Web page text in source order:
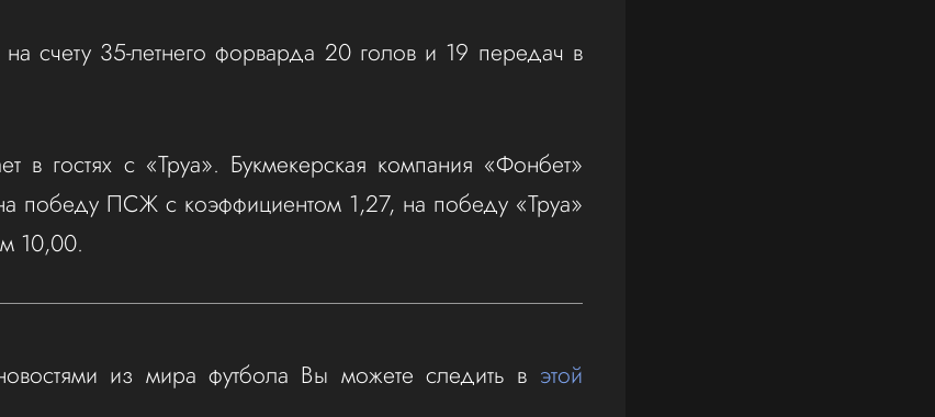
счету 35-летнего форварда 20 голов и 19 передач в
в гостях с «Труа». Букмекерская компания «Фонбет»
победу ПСЖ с коэффициентом 1,27, на победу «Труа»
10,00.
из мира футбола Вы можете следить в этой